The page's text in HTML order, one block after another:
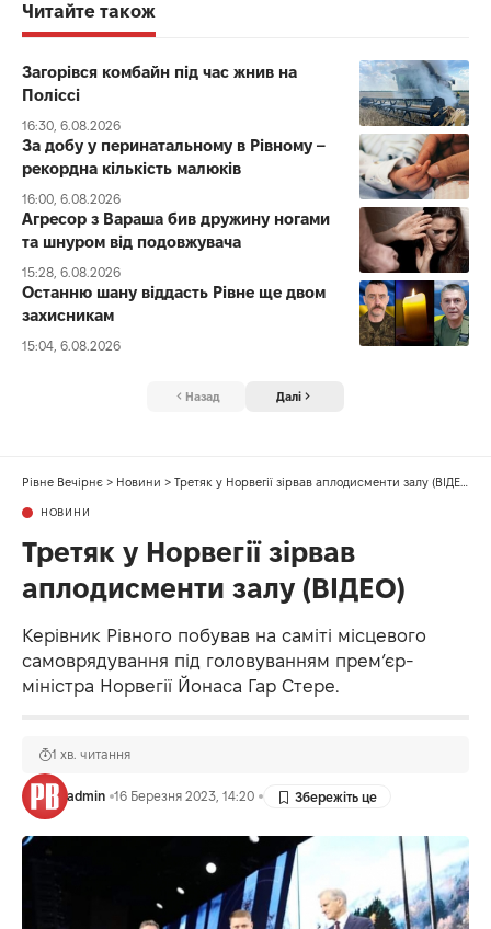
Читайте також
Загорівся комбайн під час жнив на
Поліссі
16:30, 6.08.2026
За добу у перинатальному в Рівному –
рекордна кількість малюків
16:00, 6.08.2026
Агресор з Вараша бив дружину ногами
та шнуром від подовжувача
15:28, 6.08.2026
Останню шану віддасть Рівне ще двом
захисникам
15:04, 6.08.2026
Назад Далі
Рівне Вечірнє > Новини > Третяк у Норвегії зірвав аплодисменти залу (ВІДЕО)
НОВИНИ
Третяк у Норвегії зірвав
аплодисменти залу (ВІДЕО)
Керівник Рівного побував на саміті місцевого
самоврядування під головуванням прем’єр-
міністра Норвегії Йонаса Гар Стере.
admin 16 Березня 2023, 14:20
1 хв. читання